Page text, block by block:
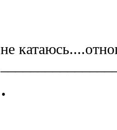
не
.